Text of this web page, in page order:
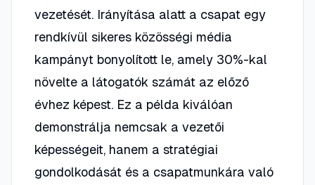
vezetését. Irányítása alatt a csapat egy
rendkívül sikeres közösségi média
kampányt bonyolított le, amely 30%-kal
növelte a látogatók számát az előző
évhez képest. Ez a példa kiválóan
demonstrálja nemcsak a vezetői
képességeit, hanem a stratégiai
gondolkodását és a csapatmunkára való